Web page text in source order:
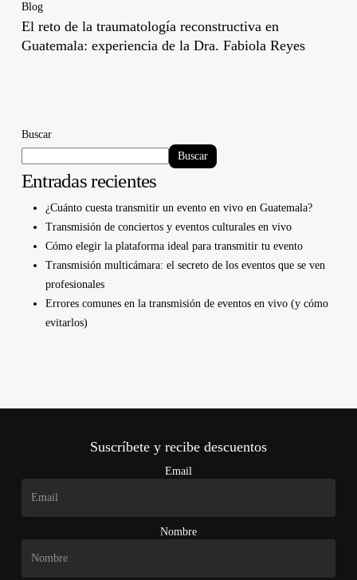
Blog
El reto de la traumatología reconstructiva en
Guatemala: experiencia de la Dra. Fabiola Reyes
Buscar
Buscar
Entradas recientes
¿Cuánto cuesta transmitir un evento en vivo en Guatemala?
Transmisión de conciertos y eventos culturales en vivo
Cómo elegir la plataforma ideal para transmitir tu evento
Transmisión multicámara: el secreto de los eventos que se ven
profesionales
Errores comunes en la transmisión de eventos en vivo (y cómo
evitarlos)
Suscríbete y recibe descuentos
Email
Nombre